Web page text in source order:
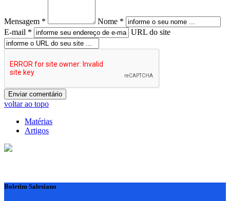
Mensagem *
Nome *
E-mail *
URL do site
voltar ao topo
Matérias
Artigos
Boletim Salesiano